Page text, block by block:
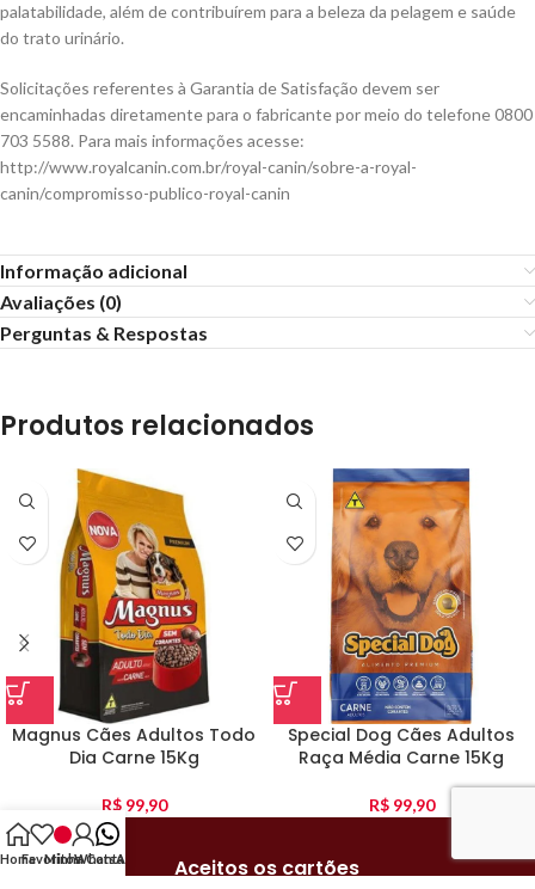
palatabilidade, além de contribuírem para a beleza da pelagem e saúde
do trato urinário.
Solicitações referentes à Garantia de Satisfação devem ser
encaminhadas diretamente para o fabricante por meio do telefone 0800
703 5588. Para mais informações acesse:
http://www.royalcanin.com.br/royal-canin/sobre-a-royal-
canin/compromisso-publico-royal-canin
Informação adicional
Avaliações (0)
Perguntas & Respostas
Produtos relacionados
Magnus Cães Adultos Todo
Dia Carne 15Kg
R$99,90
Special Dog Cães Adultos
Raça Média Carne 15Kg
R$99,90
Aceitos os cartões
HomeFavoritos
Minha Conta
WhatsApp